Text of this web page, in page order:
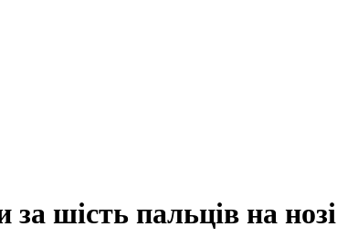
за шість пальців на нозі